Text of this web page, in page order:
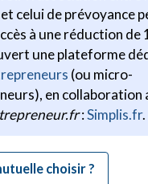
celui de prévoyance
à une réduction de
une plateforme
(ou micro-
en collaboration
:Simplis.fr.
choisir ?